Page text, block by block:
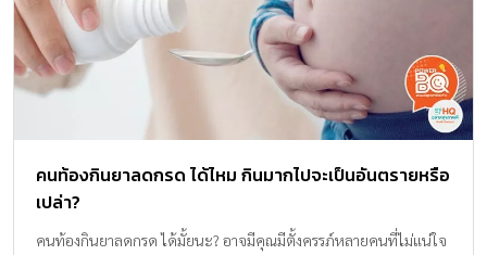
คนท้องกินยาลดกรด ได้ไหม กินมากไปจะเป็นอันตรายหรือ
เปล่า?
คนท้องกินยาลดกรด ได้มั้ยนะ? อาจมีคุณมีตั้งครรภ์หลายคนที่ไม่แน่ใจ